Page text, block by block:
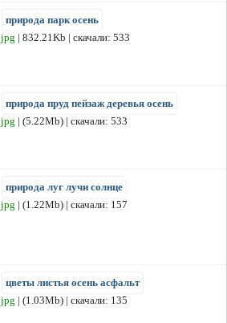
природа парк осень
jpg | 832.21Kb | скачали: 533
природа пруд пейзаж деревья осень
jpg | (5.22Mb) | скачали: 533
природа луг лучи солнце
jpg | (1.22Mb) | скачали: 157
цветы листья осень асфальт
jpg | (1.03Mb) | скачали: 135